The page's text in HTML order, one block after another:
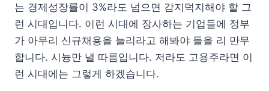
는 경제성장률이 3%라도 넘으면 감지덕지해야 할 그
런 시대입니다. 이런 시대에 장사하는 기업들에 정부
가 아무리 신규채용을 늘리라고 해봐야 들을 리 만무
합니다. 시늉만 낼 따름입니다. 저라도 고용주라면 이
런 시대에는 그렇게 하겠습니다.